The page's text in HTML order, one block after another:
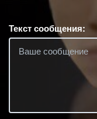
Текст сообщения: